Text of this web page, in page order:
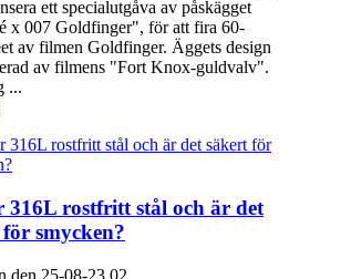
ett specialutgåva av påskägget
x 007 Goldfinger", för att fira 60-
av filmen Goldfinger. Äggets design
av filmens "Fort Knox-guldvalv".
...
316L rostfritt stål och är det
smycken?
den 25-08-23 02